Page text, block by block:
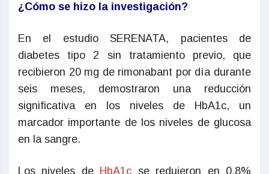
¿Cómo se hizo la investigación?
En el estudio SERENATA, pacientes de
diabetes tipo 2 sin tratamiento previo, que
recibieron 20 mg de rimonabant por día durante
seis meses, demostraron una reducción
significativa en los niveles de HbA1c, un
marcador importante de los niveles de glucosa
en la sangre.
Los niveles de HbA1c se redujeron en 0.8%